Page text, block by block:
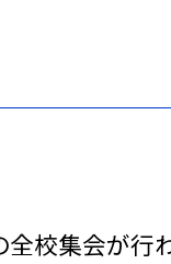
全校集会が行